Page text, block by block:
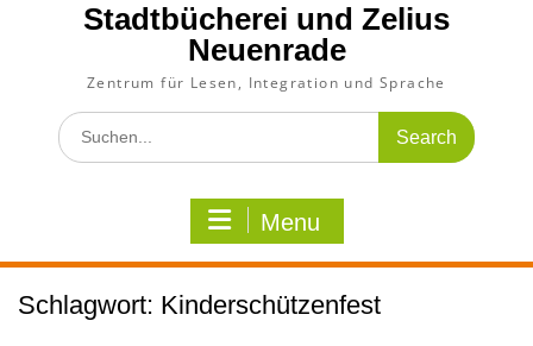
Stadtbücherei und Zelius
Neuenrade
Zentrum für Lesen, Integration und Sprache
Search
for:
Menu
Schlagwort: Kinderschützenfest